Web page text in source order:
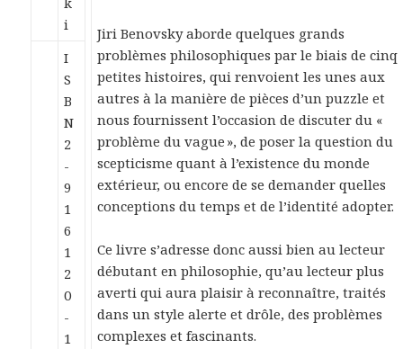
Jiri Benovsky aborde quelques grands
problèmes philosophiques par le biais de cinq
petites histoires, qui renvoient les unes aux
autres à la manière de pièces d’un puzzle et
nous fournissent l’occasion de discuter du «
problème du vague », de poser la question du
scepticisme quant à l’existence du monde
extérieur, ou encore de se demander quelles
conceptions du temps et de l’identité adopter.
Ce livre s’adresse donc aussi bien au lecteur
débutant en philosophie, qu’au lecteur plus
averti qui aura plaisir à reconnaître, traités
dans un style alerte et drôle, des problèmes
complexes et fascinants.
I
S
B
N
2
-
9
1
6
1
2
0
-
1